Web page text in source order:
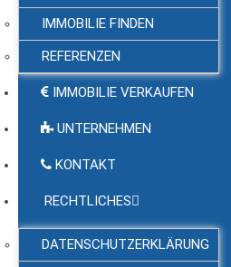
IMMOBILIE FINDEN
REFERENZEN
IMMOBILIE VERKAUFEN
UNTERNEHMEN
KONTAKT
RECHTLICHES
DATENSCHUTZERKLÄRUNG